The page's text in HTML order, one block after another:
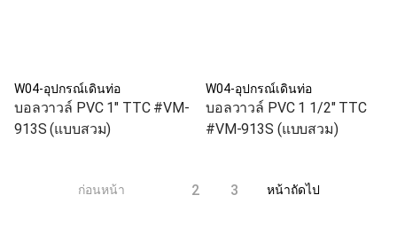
W04-อุปกรณ์เดินท่อ
บอลวาวล์ PVC 1" TTC #VM-
913S (แบบสวม)
W04-อุปกรณ์เดินท่อ
บอลวาวล์ PVC 1 1/2" TTC
#VM-913S (แบบสวม)
ก่อนหน้า 2 3 หน้าถัดไป